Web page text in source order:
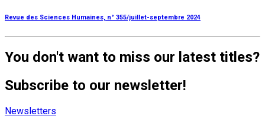
Revue des Sciences Humaines, n° 355/juillet-septembre 2024
You don't want to miss our latest titles?
Subscribe to our newsletter!
Newsletters